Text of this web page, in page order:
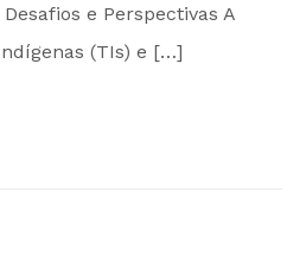
e Perspectivas A
(TIs) e […]